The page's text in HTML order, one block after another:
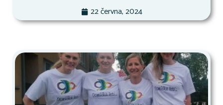
22 června, 2024